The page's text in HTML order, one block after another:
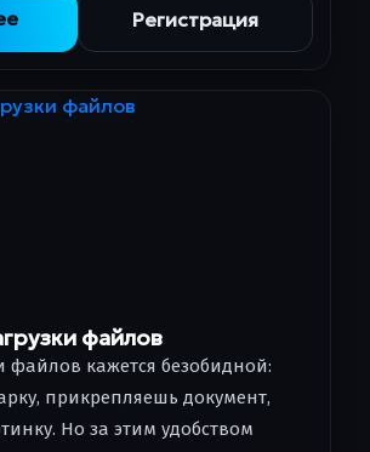
Регистрация
файлов
файлов кажется безобидной:
прикрепляешь документ,
Но за этим удобством